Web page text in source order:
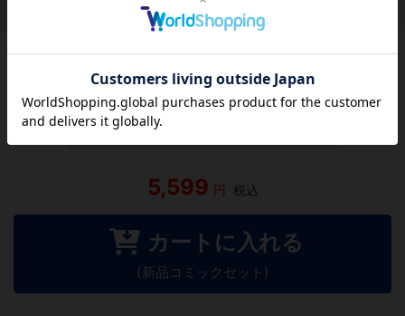
（関連商品を含む）
この作品にはまだレビューがありません。 今後読まれる
方のために感想を共有してもらえませんか？
レビューを書く
5,599 円 税込
カートに入れる
(新品コミックセット)